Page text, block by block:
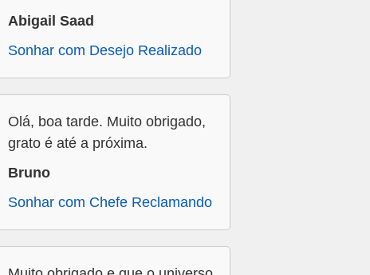
Abigail Saad
Sonhar com Desejo Realizado
Olá, boa tarde. Muito obrigado,
grato é até a próxima.
Bruno
Sonhar com Chefe Reclamando